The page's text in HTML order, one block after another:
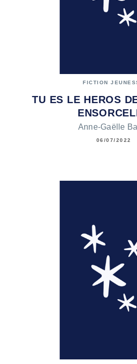
FICTION
TU ES LE HEROS
Anne-Gaëlle
06/07/2022